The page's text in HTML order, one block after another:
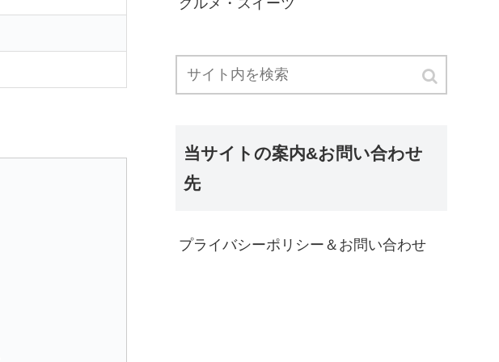
当サイトの案内&お問い合わせ
先
プライバシーポリシー＆お問い合わせ